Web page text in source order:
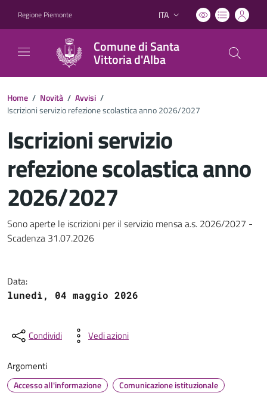
Regione Piemonte Lingua attiva:
ITA
Comune di Santa
Vittoria d'Alba
Home / Novità / Avvisi /
Iscrizioni servizio refezione scolastica anno 2026/2027
Iscrizioni servizio
refezione scolastica anno
2026/2027
Dettagli del documento
Sono aperte le iscrizioni per il servizio mensa a.s. 2026/2027 -
Scadenza 31.07.2026
Data:
lunedì, 04 maggio 2026
Condividi Vedi azioni
Argomenti
Accesso all'informazione
Comunicazione istituzionale